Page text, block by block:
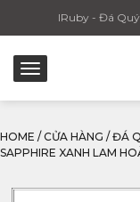
IRuby - Đá
HOME / CỬA HÀNG / ĐÁ
SAPPHIRE XANH LAM